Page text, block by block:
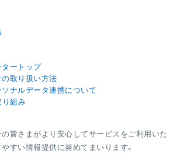
タートップ
の取り扱い方法
ソナルデータ連携について
り組み
の皆さまがより安心してサービスをご利用いた
すい情報提供に努めてまいります。